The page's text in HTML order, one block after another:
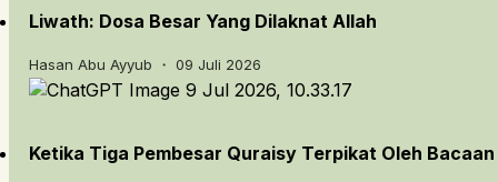
Liwath: Dosa Besar Yang Dilaknat Allah
Hasan Abu Ayyub ・ 09 Juli 2026
Ketika Tiga Pembesar Quraisy Terpikat Oleh Bacaan